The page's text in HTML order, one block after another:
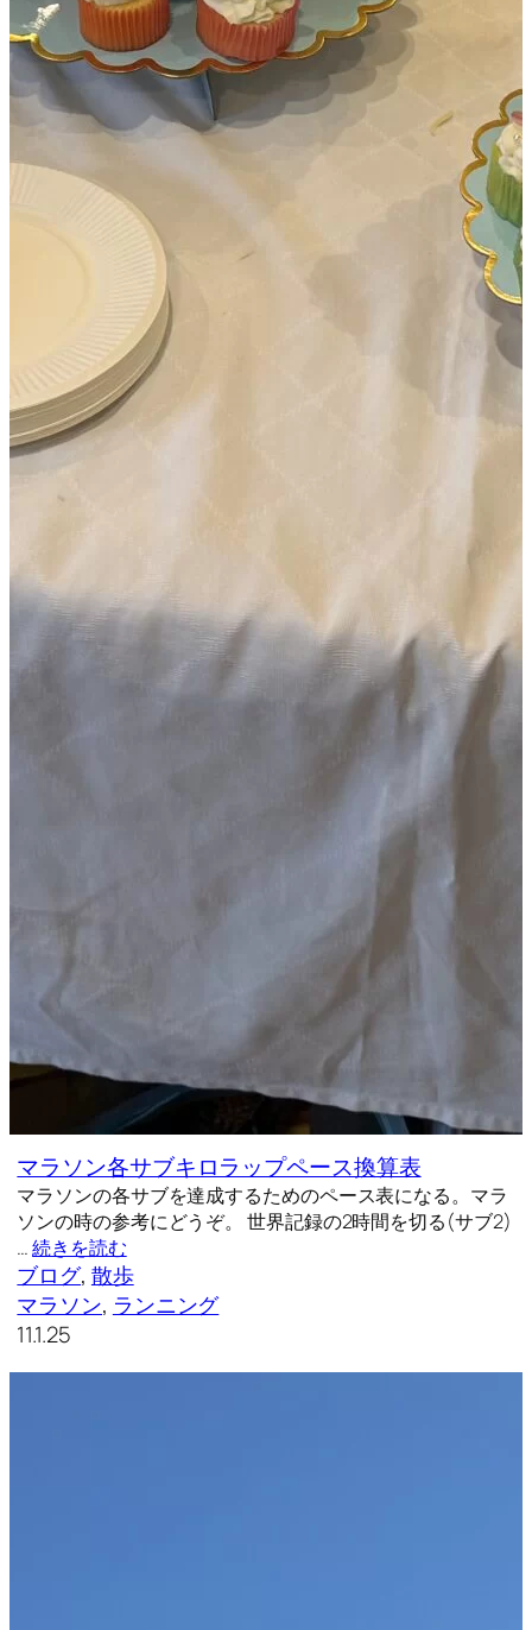
マラソン各サブキロラップペース換算表
マラソンの各サブを達成するためのペース表になる。マラ
ソンの時の参考にどうぞ。 世界記録の2時間を切る(サブ2)
…続きを読む
ブログ, 散歩
マラソン, ランニング
11.1.25